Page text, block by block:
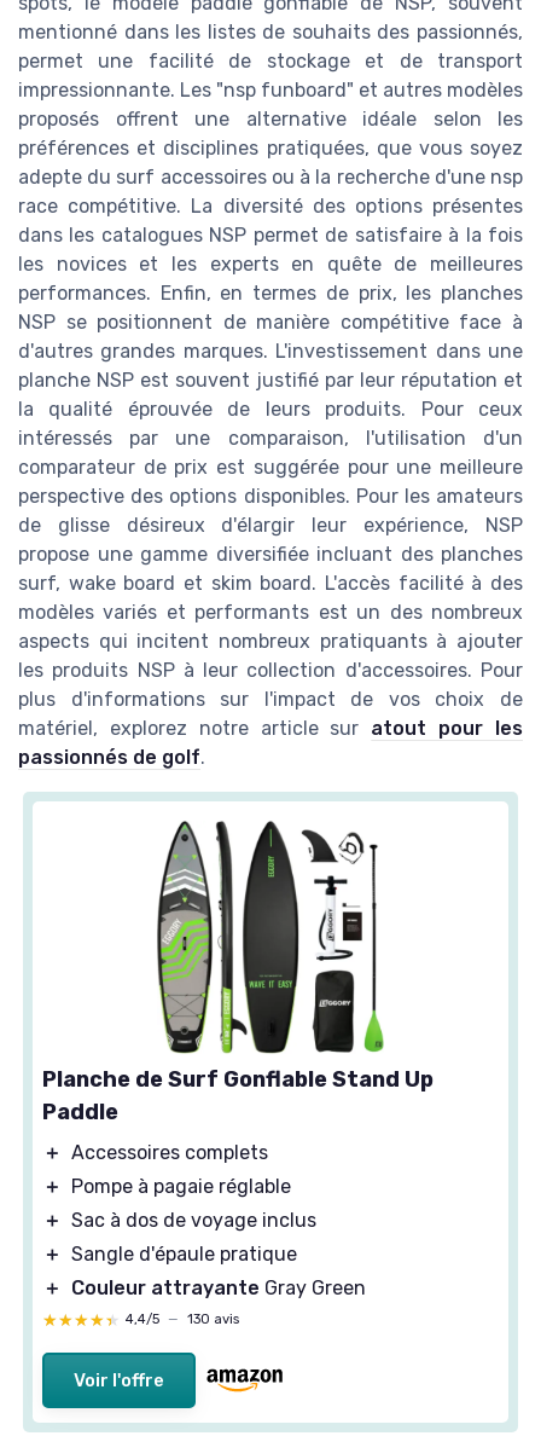
mentionné dans les listes de souhaits des passionnés,
permet une facilité de stockage et de transport
impressionnante. Les "nsp funboard" et autres modèles
proposés offrent une alternative idéale selon les
préférences et disciplines pratiquées, que vous soyez
adepte du surf accessoires ou à la recherche d'une nsp
race compétitive. La diversité des options présentes
dans les catalogues NSP permet de satisfaire à la fois
les novices et les experts en quête de meilleures
performances. Enfin, en termes de prix, les planches
NSP se positionnent de manière compétitive face à
d'autres grandes marques. L'investissement dans une
planche NSP est souvent justifié par leur réputation et
la qualité éprouvée de leurs produits. Pour ceux
intéressés par une comparaison, l'utilisation d'un
comparateur de prix est suggérée pour une meilleure
perspective des options disponibles. Pour les amateurs
de glisse désireux d'élargir leur expérience, NSP
propose une gamme diversifiée incluant des planches
surf, wake board et skim board. L'accès facilité à des
modèles variés et performants est un des nombreux
aspects qui incitent nombreux pratiquants à ajouter
les produits NSP à leur collection d'accessoires. Pour
plus d'informations sur l'impact de vos choix de
matériel, explorez notre article sur atout pour les
passionnés de golf.
Planche de Surf Gonflable Stand Up
Paddle
＋ Accessoires complets
＋
Pompe à pagaie réglable
＋ Sac à dos de voyage inclus
＋ Sangle d'épaule pratique
＋
Couleur attrayante Gray Green
★★★★★
★★★★★ 4,4/5 — 130 avis
Voir l'offre